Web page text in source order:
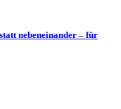
nebeneinander – für